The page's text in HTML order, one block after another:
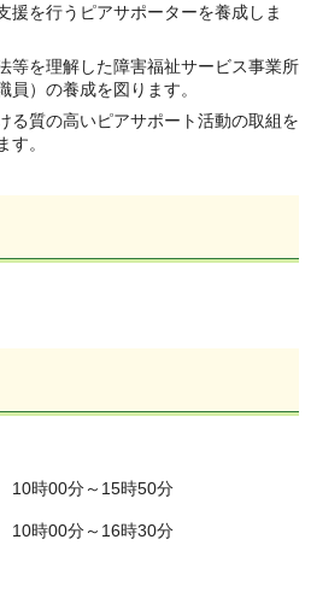
援を行うピアサポーターを養成しま
等を理解した障害福祉サービス事業所
）の養成を図ります。
る質の高いピアサポート活動の取組を
す。
10時00分～15時50分
10時00分～16時30分